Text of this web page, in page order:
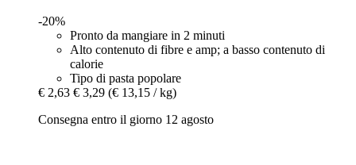
-20%
Pronto da mangiare in 2 minuti
Alto contenuto di fibre e amp; a basso contenuto di
calorie
Tipo di pasta popolare
€ 2,63 € 3,29 (€ 13,15 / kg)
Consegna entro il giorno 12 agosto